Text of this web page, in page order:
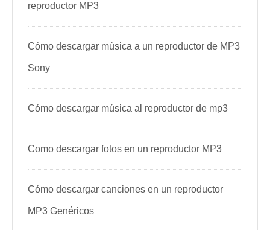
reproductor MP3
Cómo descargar música a un reproductor de MP3
Sony
Cómo descargar música al reproductor de mp3
Como descargar fotos en un reproductor MP3
Cómo descargar canciones en un reproductor
MP3 Genéricos